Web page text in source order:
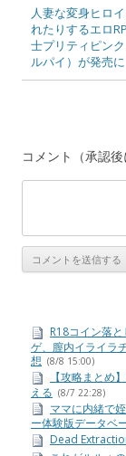
人妻な変身ヒロ
れたりするエロ
士プリティピン
ルパイ）が発売に
コメント（承認後
R18コイン落
ゲ、膣内イライラ
想 (8/8 15:00)
【攻略まとめ
える (8/7 22:28)
ママに内緒で
ー体験版データベ
Dead